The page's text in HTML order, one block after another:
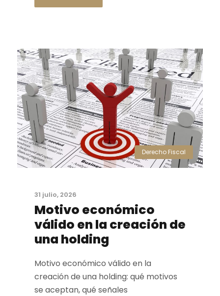
Derecho Fiscal
31 julio, 2026
Motivo económico
válido en la creación de
una holding
Motivo económico válido en la
creación de una holding: qué motivos
se aceptan, qué señales